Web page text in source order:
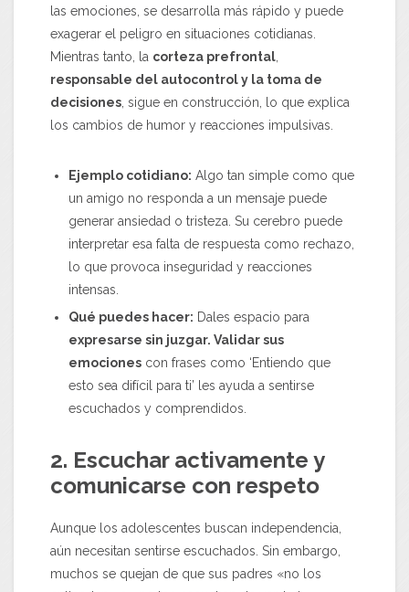
las emociones, se desarrolla más rápido y puede
exagerar el peligro en situaciones cotidianas.
Mientras tanto, la corteza prefrontal
responsable del autocontrol y la toma de
decisiones , sigue en construcción, lo que explica
los cambios de humor y reacciones impulsivas.
Ejemplo cotidiano: Algo tan simple como que
un amigo no responda a un mensaje puede
generar ansiedad o tristeza. Su cerebro puede
interpretar esa falta de respuesta como rechazo,
lo que provoca inseguridad y reacciones
intensas.
Qué puedes hacer: Dales espacio para
expresarse sin juzgar. Validar sus
emociones con frases como ‘Entiendo que
esto sea difícil para ti’ les ayuda a sentirse
escuchados y comprendidos.
2. Escuchar activamente y
comunicarse con respeto
Aunque los adolescentes buscan independencia,
aún necesitan sentirse escuchados. Sin embargo,
muchos se quejan de que sus padres «no los